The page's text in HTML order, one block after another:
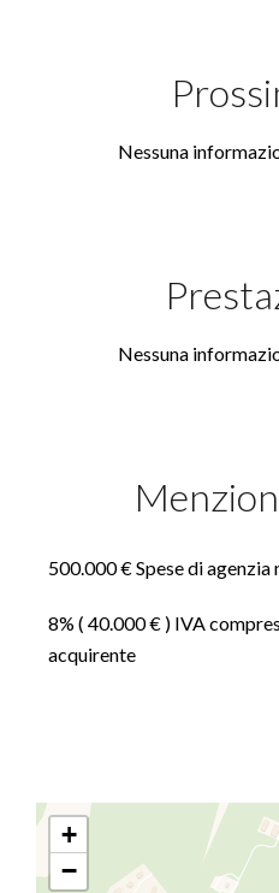
Nessuna
Nessuna
500.000 € Spese di agenzia
8% ( 40.000 € ) IVA
acquirente
+
−